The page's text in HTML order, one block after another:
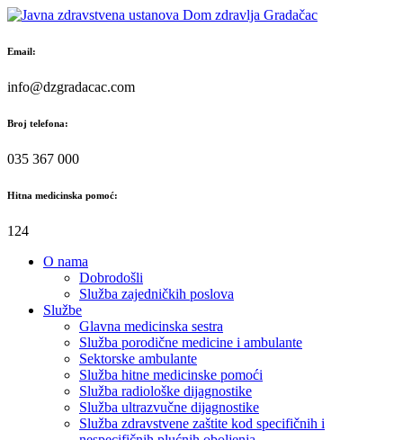
Skip
content
Email:
info@dzgradacac.com
Broj telefona:
035 367 000
Hitna medicinska pomoć:
124
O nama
Dobrodošli
Služba zajedničkih poslova
Službe
Glavna medicinska sestra
Služba porodične medicine i ambulante
Sektorske ambulante
Služba hitne medicinske pomoći
Služba radiološke dijagnostike
Služba ultrazvučne dijagnostike
Služba zdravstvene zaštite kod specifičnih i